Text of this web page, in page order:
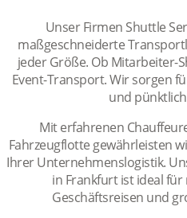
Unser Firmen Shuttle
maßgeschneiderte
jeder Größe. Ob Mitarbeiter-
Event-Transport. Wir sorgen
und
Mit erfahrenen
Fahrzeugflotte gewährleisten
Ihrer Unternehmenslogistik.
in Frankfurt ist ideal
Geschäftsreisen und